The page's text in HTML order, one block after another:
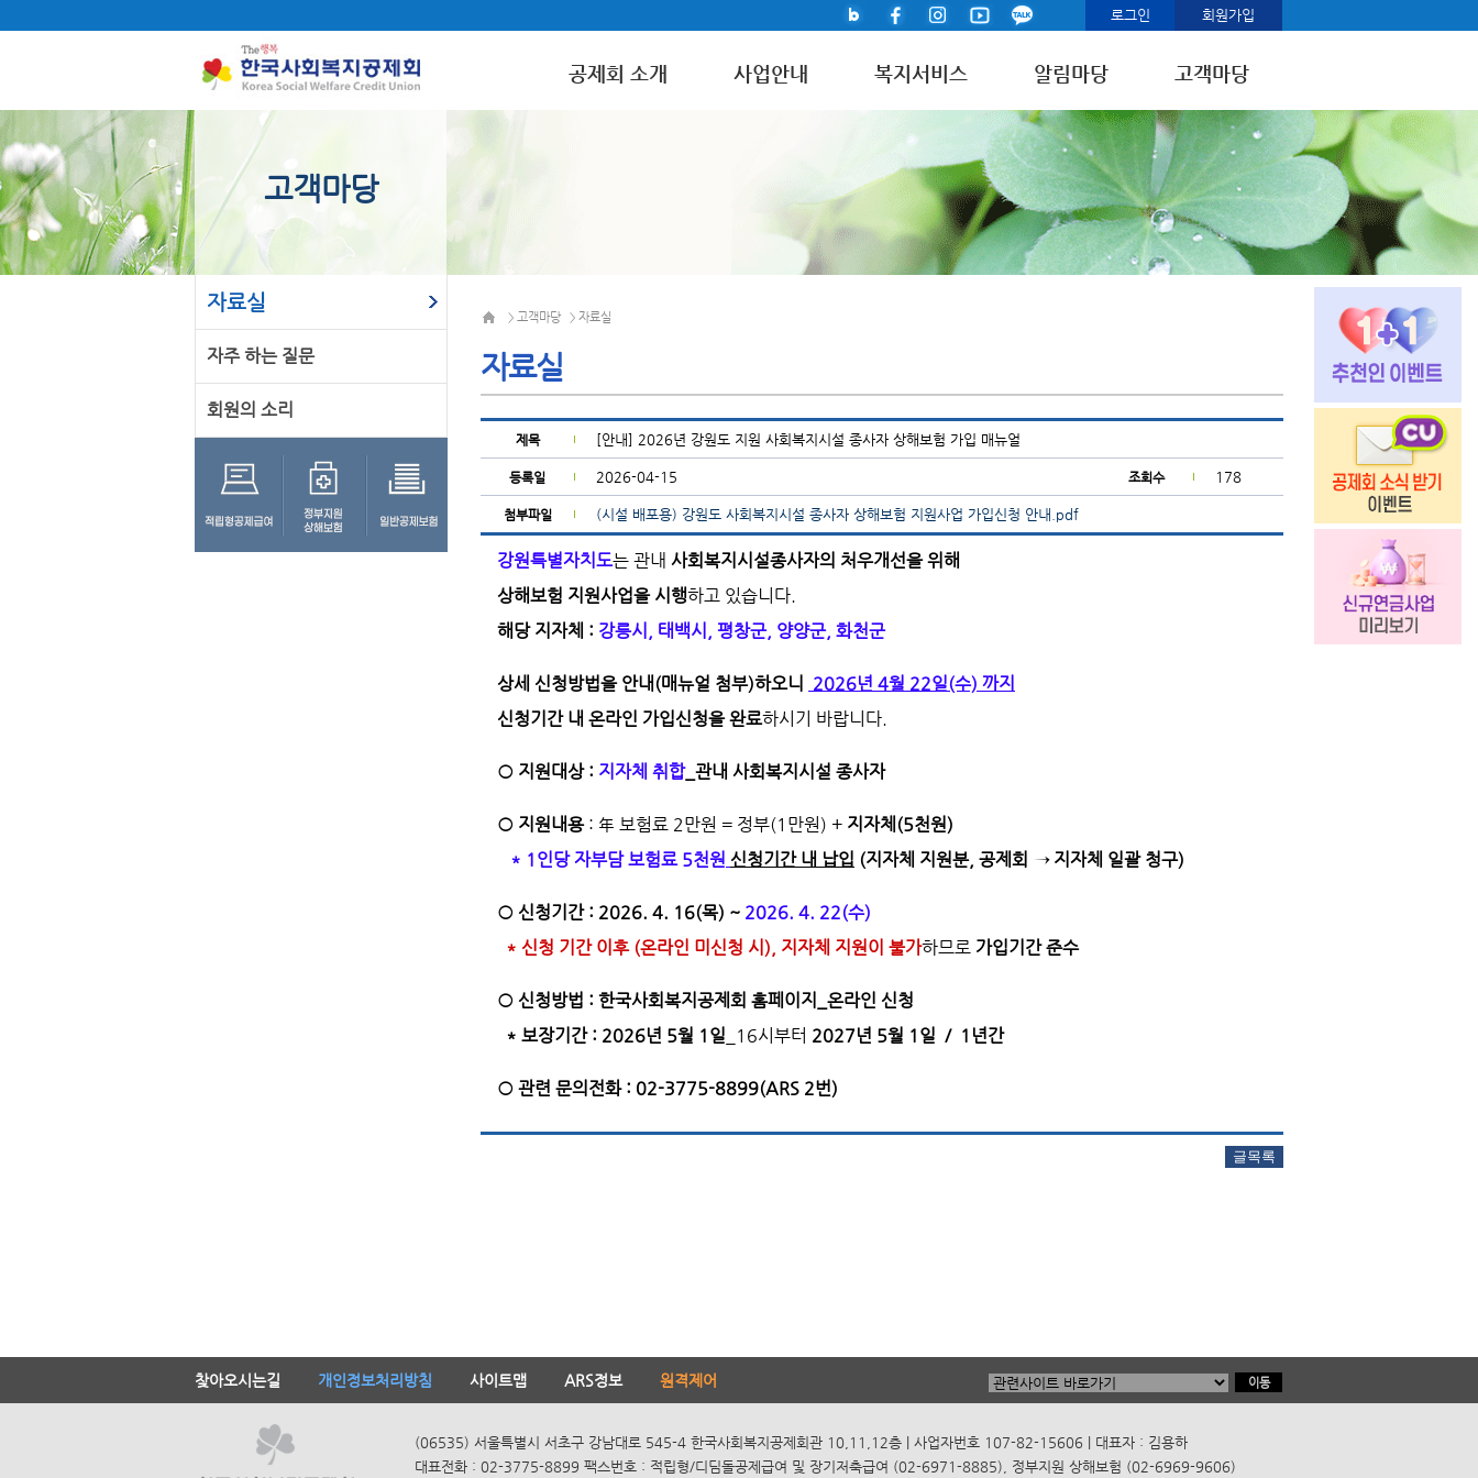
로그인 회원가입
공제회 소개 사업안내 복지서비스 알림마당 고객마당
고객마당
자료실
자주 하는 질문
회원의 소리
> 고객마당 > 자료실
자료실
제목 [안내] 2026년 강원도 지원 사회복지시설 종사자 상해보험 가입 매뉴얼
등록일 2026-04-15 조회수 178
첨부파일 (시설 배포용) 강원도 사회복지시설 종사자 상해보험 지원사업 가입신청 안내.pdf
강원특별자치도는 관내 사회복지시설종사자의 처우개선을 위해
상해보험 지원사업을 시행하고 있습니다.
해당 지자체 : 강릉시, 태백시, 평창군, 양양군, 화천군
상세 신청방법을 안내(매뉴얼 첨부)하오니
2026년 4월 22일(수) 까지
신청기간 내 온라인 가입신청을 완료하시기 바랍니다.
○ 지원대상 : 지자체 취합_관내 사회복지시설 종사자
○ 지원내용: 年 보험료 2만원 = 정부(1만원) + 지자체(5천원)
* 1인당 자부담 보험료 5천원 신청기간 내 납입 (지자체 지원분, 공제회 → 지자체 일괄 청구)
○ 신청기간 : 2026. 4. 16(목) ~ 2026. 4. 22(수)
* 신청 기간 이후 (온라인 미신청 시), 지자체 지원이 불가하므로 가입기간 준수
○ 신청방법 : 한국사회복지공제회 홈페이지_온라인 신청
* 보장기간 : 2026년 5월 1일 _16시부터 2027년 5월 1일 / 1년간
○ 관련 문의전화 : 02-3775-8899(ARS 2번)
찾아오시는길 개인정보처리방침 사이트맵 ARS정보 원격제어
(06535) 서울특별시 서초구 강남대로 545-4 한국사회복지공제회관 10,11,12층 | 사업자번호 107-82-15606 | 대표자 : 김용하
대표전화 : 02-3775-8899 팩스번호 : 적립형/디딤돌공제급여 및 장기저축급여 (02-6971-8885), 정부지원 상해보험 (02-6969-9606)